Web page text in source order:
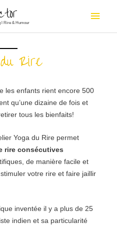
l Rire & Humour
Rire
les enfants rient encore 500
qu’une dizaine de fois et
tous les bienfaits!
Yoga du Rire permet
rire consécutives
de manière facile et
votre rire et faire jaillir
inventée il y a plus de 25
indien et sa particularité